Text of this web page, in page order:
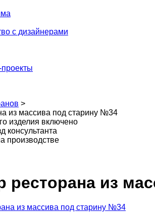
с дизайнерами
>
из массива под старину №34
изделия включено
консультанта
производстве
ресторана из